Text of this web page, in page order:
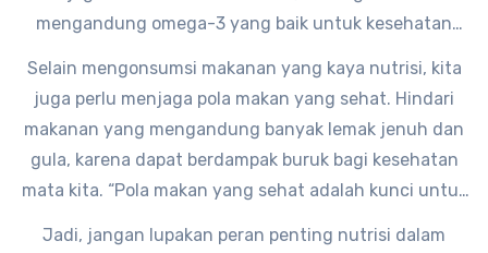
mengandung omega-3 yang baik untuk kesehatan
Selain mengonsumsi makanan yang kaya nutrisi, kita
juga perlu menjaga pola makan yang sehat. Hindari
makanan yang mengandung banyak lemak jenuh dan
gula, karena dapat berdampak buruk bagi kesehatan
mata kita. “Pola makan yang sehat adalah kunci untuk
Jadi, jangan lupakan peran penting nutrisi dalam